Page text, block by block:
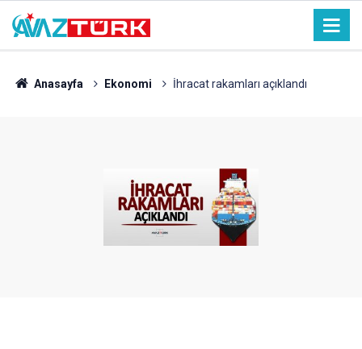
Anasayfa Ekonomi İhracat rakamları açıklandı